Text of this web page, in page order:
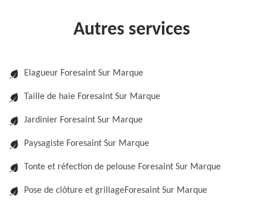
Autres services
Elagueur Foresaint Sur Marque
Taille de haie Foresaint Sur Marque
Jardinier Foresaint Sur Marque
Paysagiste Foresaint Sur Marque
Tonte et réfection de pelouse Foresaint Sur Marque
Pose de clôture et grillageForesaint Sur Marque